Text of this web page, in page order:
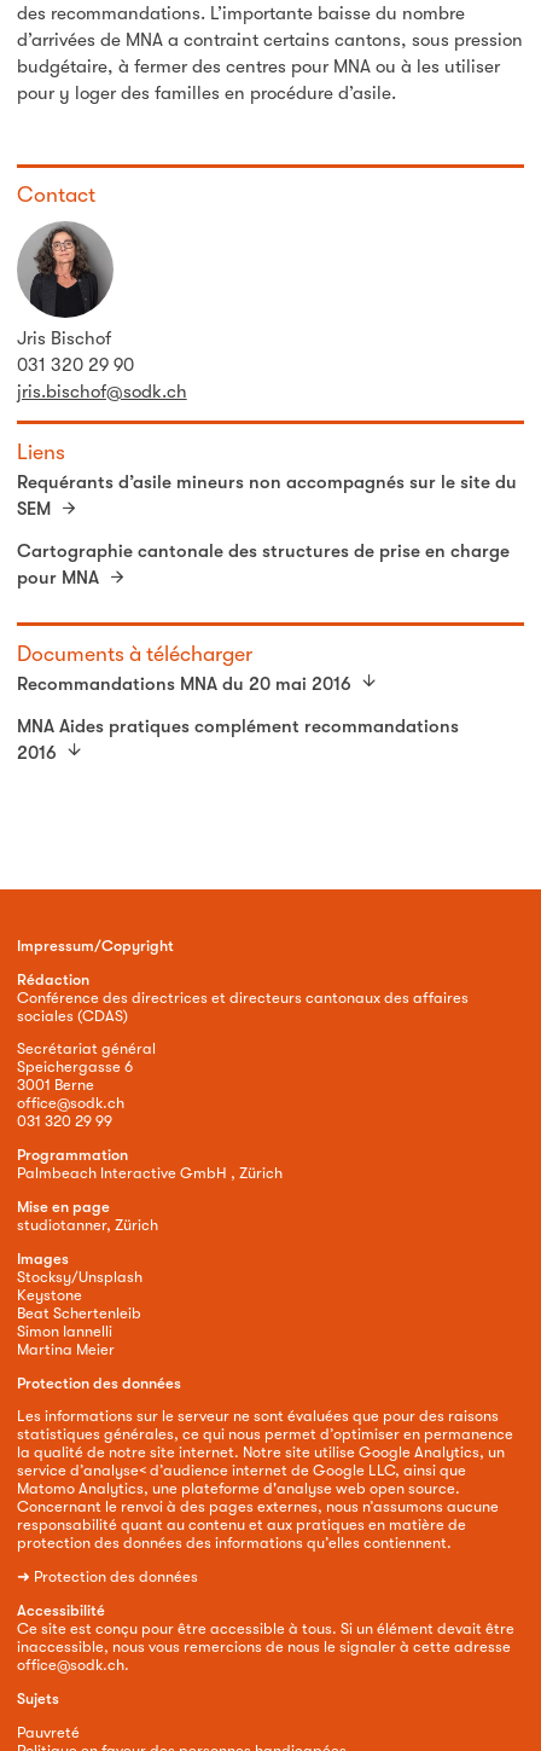
des recommandations. L’importante baisse du nombre
d’arrivées de MNA a contraint certains cantons, sous pression
budgétaire, à fermer des centres pour MNA ou à les utiliser
pour y loger des familles en procédure d’asile.
Contact
Jris Bischof
031 320 29 90
jris.bischof@sodk.ch
Liens
Requérants d’asile mineurs non accompagnés sur le site du
SEM
Cartographie cantonale des structures de prise en charge
pour MNA
Documents à télécharger
Recommandations MNA du 20 mai 2016
MNA Aides pratiques complément recommandations
2016
Impressum/Copyright
Rédaction
Conférence des directrices et directeurs cantonaux des affaires
sociales (CDAS)
Secrétariat général
Speichergasse 6
3001 Berne
office@sodk.ch
031 320 29 99
Programmation
Palmbeach Interactive GmbH , Zürich
Mise en page
studiotanner, Zürich
Images
Stocksy/Unsplash
Keystone
Beat Schertenleib
Simon Iannelli
Martina Meier
Protection des données
Les informations sur le serveur ne sont évaluées que pour des raisons
statistiques générales, ce qui nous permet d’optimiser en permanence
la qualité de notre site internet. Notre site utilise Google Analytics, un
service d’analyse< d’audience internet de Google LLC, ainsi que
Matomo Analytics, une plateforme d'analyse web open source.
Concernant le renvoi à des pages externes, nous n’assumons aucune
responsabilité quant au contenu et aux pratiques en matière de
protection des données des informations qu’elles contiennent.
➜ Protection des données
Accessibilité
Ce site est conçu pour être accessible à tous. Si un élément devait être
inaccessible, nous vous remercions de nous le signaler à cette adresse
office@sodk.ch.
Sujets
Pauvreté